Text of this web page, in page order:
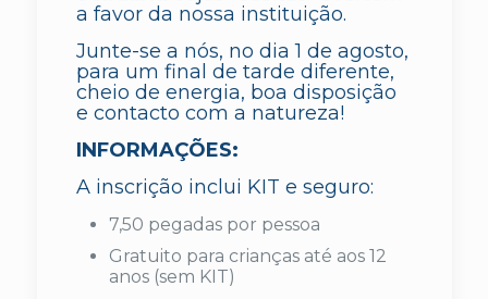
a favor da nossa instituição.
Junte-se a nós, no dia 1 de agosto,
para um final de tarde diferente,
cheio de energia, boa disposição
e contacto com a natureza!
INFORMAÇÕES:
A inscrição inclui KIT e seguro:
7,50 pegadas por pessoa
Gratuito para crianças até aos 12
anos (sem KIT)